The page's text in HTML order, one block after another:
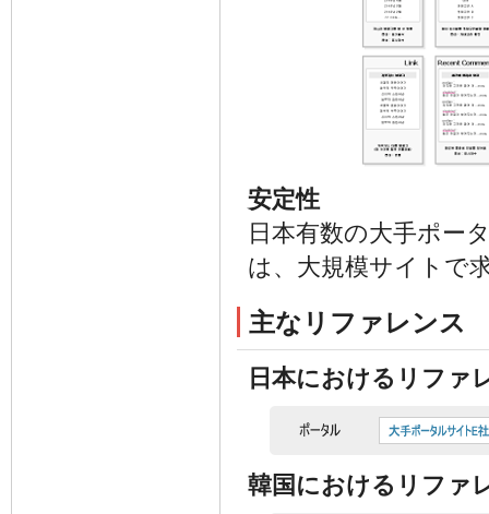
安定性
日本有数の大手ポー
は、大規模サイトで
主なリファレンス
日本におけるリファ
韓国におけるリファ